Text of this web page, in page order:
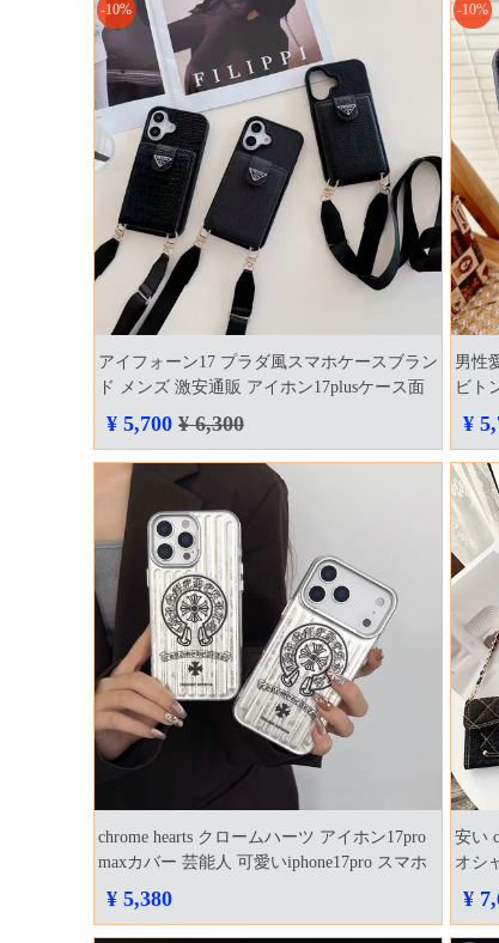
-10%
アイフォーン17 プラダ風スマホケースブラン
ド メンズ 激安通販 アイホン17plusケース面
白い
¥ 5,700 ¥ 6,300
-10%
男性
ビト
ケー
¥
chrome hearts クロームハーツ アイホン17pro
maxカバー 芸能人 可愛いiphone17pro スマホ
ケース 売れ筋
¥ 5,380
安い
オシ
¥